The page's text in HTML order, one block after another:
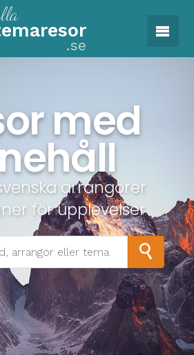
resor
.se
med
arrangörer
för upplevelser